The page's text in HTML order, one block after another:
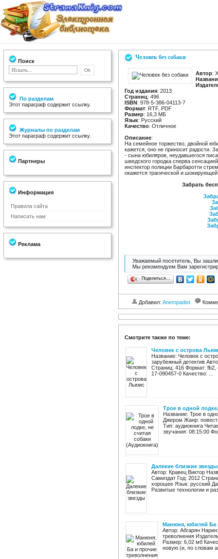
Поиск
По разделам
Этот параграф содержит ссылку.
Журналы по разделам
Этот параграф содержит ссылку.
Партнеры
Информация
Правила сайта
Написать нам
Реклама
Человек без собаки
Автор:
Год издания: 2013
Страниц: 496
ISBN: 978-5-386-04113-7
Формат: RTF, PDF
Размер: 16,3 МБ
Язык: Русский
Качество: Отличное
Описание:
На семейное торжество, двойной
кажется, оно не приносит радости.
- сына юбиляров, неудавшегося
шведского городка сперва
инспектор полиции Барбаротти
окажется трагической и
Забрать
Уважаемый посетитель, Вы зашли
Мы рекомендуем Вам
Поделиться…
Добавил: Anempadist
Смотрите также по теме:
Человек с острова
Название: Человек с
зарубежный детектив
Страниц: 416 Формат: fb2,
17-090457-0 Качество: ...
Трое в одной
Название: Трое в
Джером Жанр:
Тип: аудиокнига
звучания: 08:15:00
Далекие близкие звезды
Автор: Кравец Виктор
Самиздат Год: 2012
хорошее Язык: русский
Развитые технологии и
Манюня, юбилей Ба
Автор: Абгарян
треволнения
Размер: 6,02 мб
новую (и, по словам